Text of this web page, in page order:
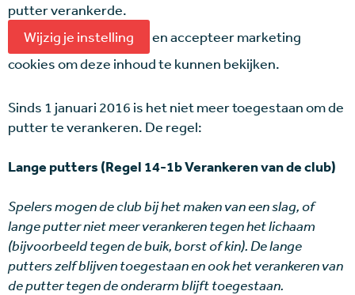
putter verankerde.
Wijzig je instelling
en accepteer marketing
cookies om deze inhoud te kunnen bekijken.
Sinds 1 januari 2016 is het niet meer toegestaan om de
putter te verankeren. De regel:
Lange putters (Regel 14-1b Verankeren van de club)
Spelers mogen de club bij het maken van een slag, of
lange putter niet meer verankeren tegen het lichaam
(bijvoorbeeld tegen de buik, borst of kin). De lange
putters zelf blijven toegestaan en ook het verankeren van
de putter tegen de onderarm blijft toegestaan.